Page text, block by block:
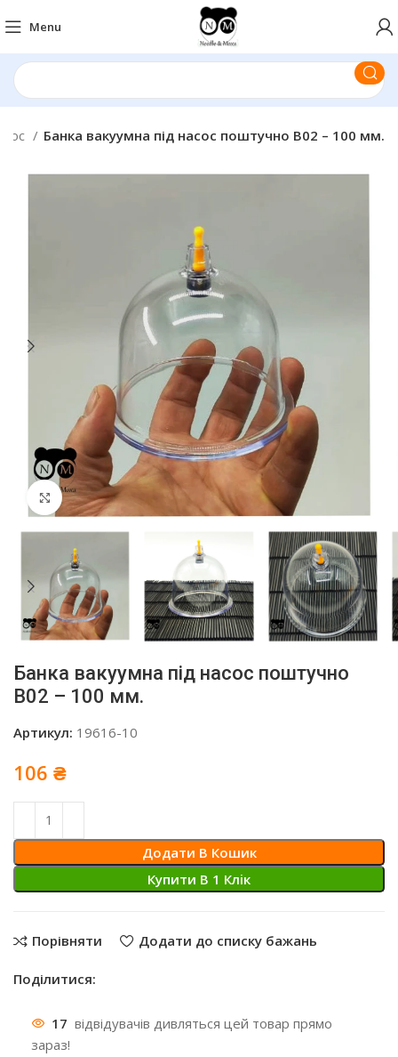
Menu
Банка вакуумна під насос поштучно B02 – 100 мм.
Click to enlarge
Банка вакуумна під насос поштучно
B02 – 100 мм.
Артикул: 19616-10
106 ₴
Додати В Кошик
Купити В 1 Клiк
Порівняти Додати до списку бажань
Поділитися:
17 відвідувачів дивляться цей товар прямо
зараз!